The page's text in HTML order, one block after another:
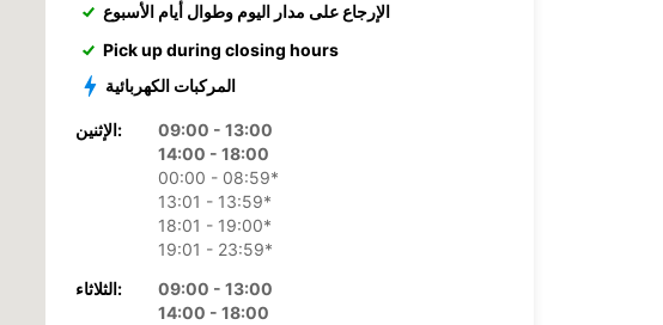
الإرجاع على مدار اليوم وطوال أيام الأسبوع
Pick up during closing hours
المركبات الكهربائية
الإثنين:
09:00 - 13:00
14:00 - 18:00
00:00 - 08:59*
13:01 - 13:59*
18:01 - 19:00*
19:01 - 23:59*
الثلاثاء:
09:00 - 13:00
14:00 - 18:00